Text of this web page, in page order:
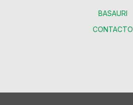
BASAURI
CONTACTO